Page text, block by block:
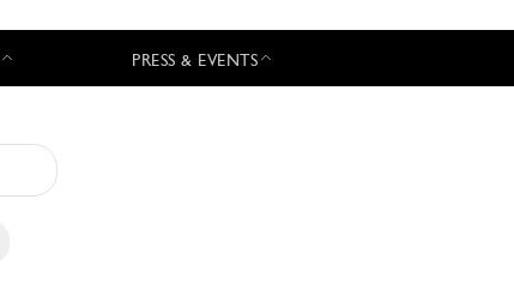
PRESS & EVENTS